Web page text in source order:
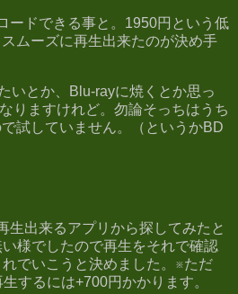
ードできる事と。1950円という低
ムーズに再生出来たのが決め手
いとか、Blu-rayに焼くとか思っ
りますけれど。勿論そっちはうち
試していません。（というかBD
生出来るアプリから探してみたと
様でしたので再生をそれで確認
でいこうと決めました。※ただ
するには+700円かかります。